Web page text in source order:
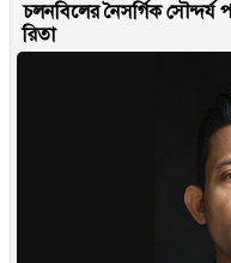
চলনবিলের নৈসর্গিক
রিতা